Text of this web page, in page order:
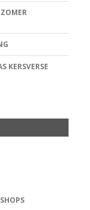
KERSVERSE